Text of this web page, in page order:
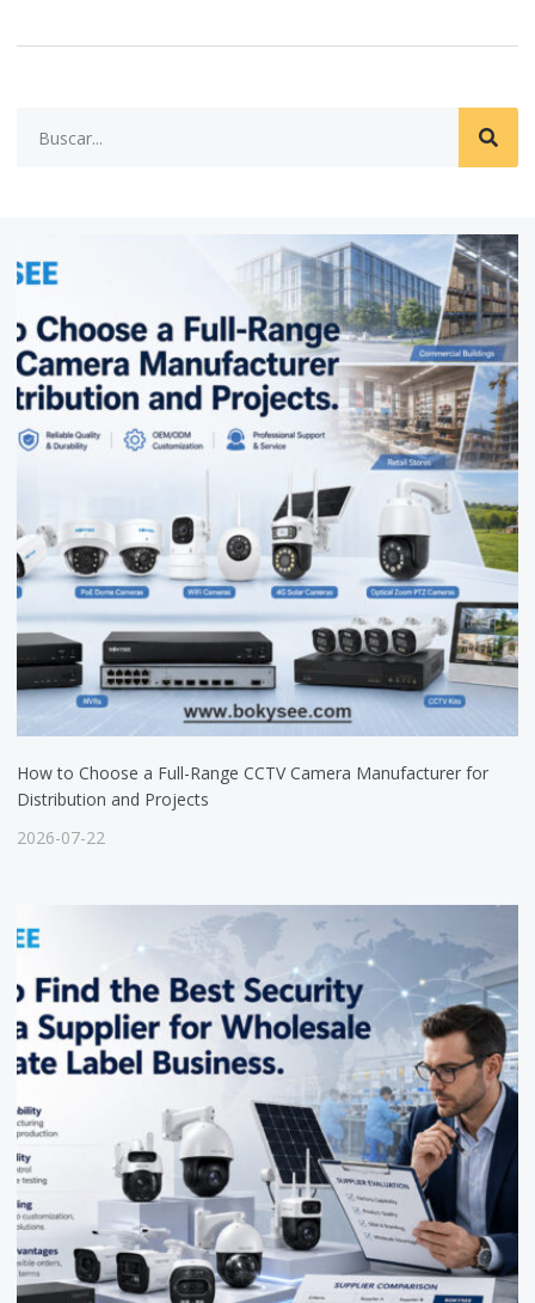
How to Choose a Full-Range CCTV Camera Manufacturer for
Distribution and Projects
2026-07-22